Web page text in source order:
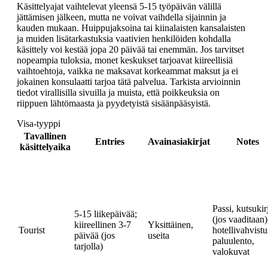
Käsittelyajat vaihtelevat yleensä 5-15 työpäivän välillä
jättämisen jälkeen, mutta ne voivat vaihdella sijainnin ja
kauden mukaan. Huippujaksoina tai kiinalaisten kansalaisten
ja muiden lisätarkastuksia vaativien henkilöiden kohdalla
käsittely voi kestää jopa 20 päivää tai enemmän. Jos tarvitset
nopeampia tuloksia, monet keskukset tarjoavat kiireellisiä
vaihtoehtoja, vaikka ne maksavat korkeammat maksut ja ei
jokainen konsulaatti tarjoa tätä palvelua. Tarkista arvioinnin
tiedot virallisilla sivuilla ja muista, että poikkeuksia on
riippuen lähtömaasta ja pyydetyistä sisäänpääsyistä.
Visa-tyyppi
Tavallinen
käsittelyaika
Entries Avainasiakirjat Notes
Tourist
5-15 liikepäivää;
kiireellinen 3-7
päivää (jos
tarjolla)
Yksittäinen,
useita
Passi,
(jos
paluulento,
valokuvat